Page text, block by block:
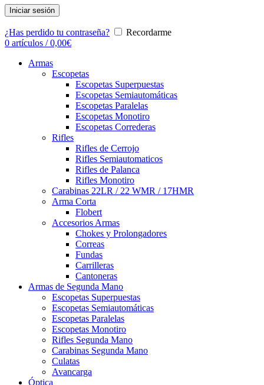
Iniciar sesión
¿Has perdido tu contraseña?
Recordarme
0 artículos / 0,00€
Armas
Escopetas
Escopetas Superpuestas
Escopetas Semiautomáticas
Escopetas Paralelas
Escopetas Monotiro
Escopetas Correderas
Rifles
Rifles de Cerrojo
Rifles Semiautomaticos
Rifles de Palanca
Rifles Monotiro
Carabinas 22LR / 22 WMR / 17HMR
Arma Corta
Flobert
Accesorios Armas
Chokes y Prolongadores
Correas
Fundas
Carrilleras
Cantoneras
Armas de Segunda Mano
Escopetas Superpuestas
Escopetas Semiautomáticas
Escopetas Paralelas
Escopetas Monotiro
Rifles Segunda Mano
Carabinas Segunda Mano
Culatas
Avancarga
Óptica